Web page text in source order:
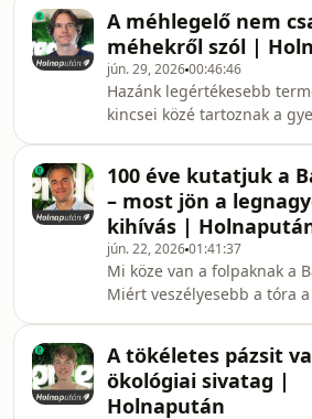
Sokatmondó adat, hogy
magyar tájat.Podcastunk
adásában egy olyan
beszélgetek, aki – bár nem
magát szakembernek –
tud a vízválságról, amellyel
országunknak szembe kell
Csala Dániel már évek óta
a témával, amikor
csatorná
A méhlegelő nem
méhekről szól |
jún. 29, 202600:46:46
Hazánk legértékesebb
kincsei közé tartoznak a
szempontjából
széntároló képessége
Sajnos mégis mostohán
gyepeinkkel, legyenek azok a
természetben, vagy épp a
kerítésünkön belül. A
fontosságáról, megvédésük
lehetséges módozatairól és
gyepterületek – avagy
jel
100 éve kutatjuk a
– most jön a
kihívás |
jún. 22, 202601:41:37
Mi köze van a folpaknak a
Miért veszélyesebb a tóra
legújabb epizódjában dr.
Gáborral, a HUN-REN
Limnológiai Kutatóintézet
A tökéletes pázsit
ökológiai sivatag |
Holnapután